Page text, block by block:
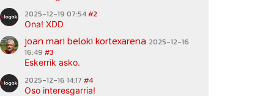
2025-12-19 07:54#2
Ona! XDD
joan mari beloki kortexarena 2025-12-16
16:49 #3
Eskerrik asko.
2025-12-16 14:17 #4
Oso interesgarria!